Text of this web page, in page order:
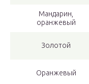
Мандарин,
оранжевый
Золотой
Оранжевый